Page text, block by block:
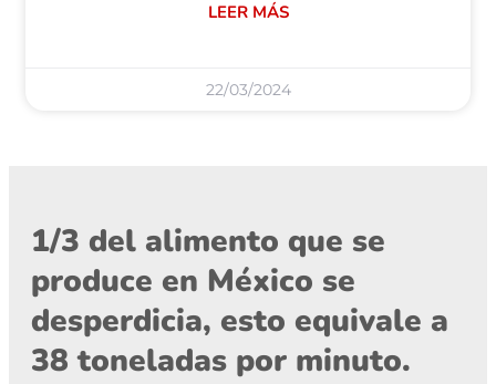
LEER MÁS
22/03/2024
1/3 del alimento que se
produce en México se
desperdicia, esto equivale a
38 toneladas por minuto.